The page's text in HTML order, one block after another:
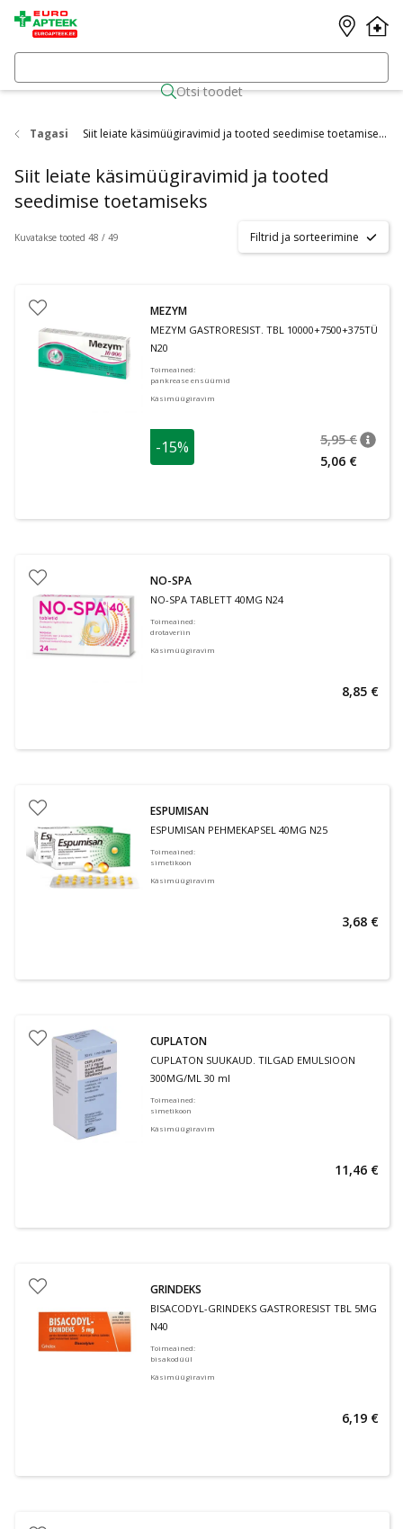
Otsi toodet
Tagasi Siit leiate käsimüügiravimid ja tooted seedimise toetamiseks
Siit leiate käsimüügiravimid ja tooted
seedimise toetamiseks
Kuvatakse tooted 48 / 49 Filtrid ja sorteerimine
MEZYM
MEZYM GASTRORESIST. TBL 10000+7500+375TÜ
N20
Toimeained:
pankrease ensüümid
Käsimüügiravim
-15% 5,95 €
5,06 €
NO-SPA
NO-SPA TABLETT 40MG N24
Toimeained:
drotaveriin
Käsimüügiravim
8,85 €
ESPUMISAN
ESPUMISAN PEHMEKAPSEL 40MG N25
Toimeained:
simetikoon
Käsimüügiravim
3,68 €
CUPLATON
CUPLATON SUUKAUD. TILGAD EMULSIOON
300MG/ML 30 ml
Toimeained:
simetikoon
Käsimüügiravim
11,46 €
GRINDEKS
BISACODYL-GRINDEKS GASTRORESIST TBL 5MG
N40
Toimeained:
bisakodüül
Käsimüügiravim
6,19 €